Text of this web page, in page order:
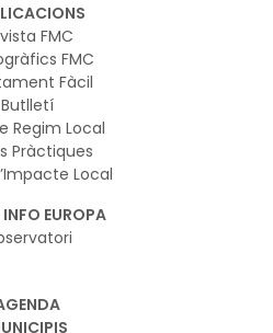
FMC
FMC
Fàcil
Butlletí
Regim Local
Pràctiques
Local
INFO EUROPA